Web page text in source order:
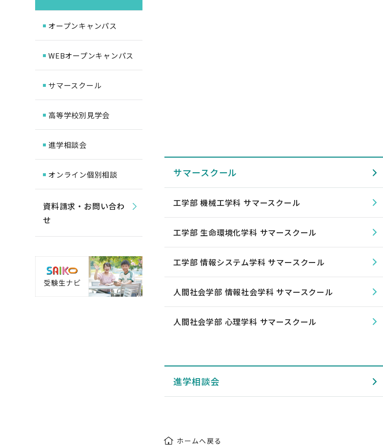
サマースクール
工学部 機械工学科 サマースクール
工学部 生命環境化学科 サマースクール
工学部 情報システム学科 サマースクール
人間社会学部 情報社会学科 サマースクール
人間社会学部 心理学科 サマースクール
進学相談会
オープンキャンパス
WEBオープンキャンパス
サマースクール
高等学校別見学会
進学相談会
オンライン個別相談
資料請求・お問い合わ
せ
ホームへ戻る